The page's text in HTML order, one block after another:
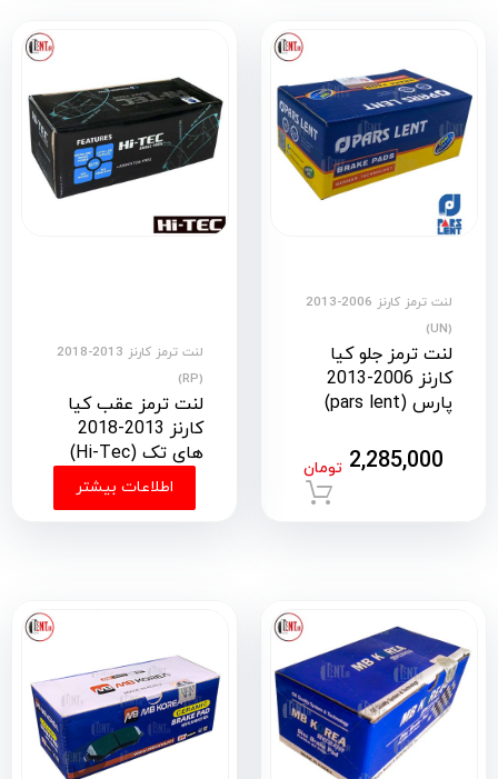
لنت ترمز کارنز 2006-2013
(UN)
لنت ترمز جلو کیا
کارنز 2006-2013
پارس (pars lent)
2,285,000 تومان
افزودن به سبد خرید
لنت ترمز کارنز 2013-2018
(RP)
لنت ترمز عقب کیا
کارنز 2013-2018
های تک (Hi-Tec)
اطلاعات بیشتر